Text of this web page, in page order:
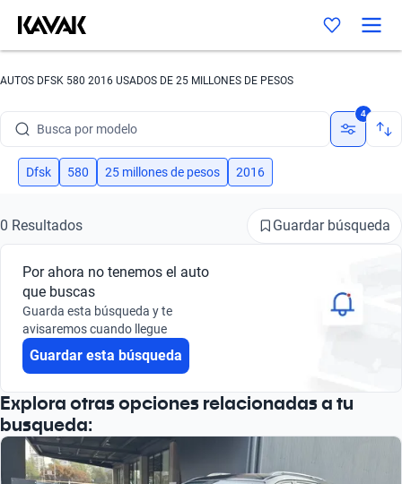
AUTOS DFSK 580 2016 USADOS DE 25 MILLONES DE PESOS
Busca por modelo
Busca por versión
Busca por marca
Busca por modelo
Busca por versión
4
Dfsk 580 25 millones de pesos 2016
0 Resultados Guardar búsqueda
Por ahora no tenemos el auto
que buscas
Guarda esta búsqueda y te
avisaremos cuando llegue
Guardar esta búsqueda
Explora otras opciones relacionadas a tu
busqueda: